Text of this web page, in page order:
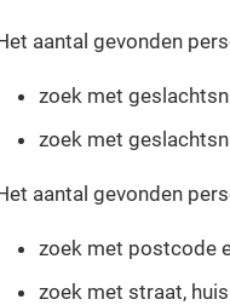
aantal gevonden
zoek met
zoek met
aantal gevonden
zoek met postcode
zoek met straat,